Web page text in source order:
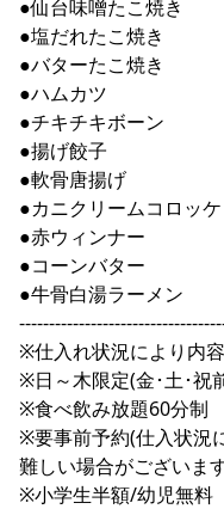
●仙台味噌たこ焼き
●塩だれたこ焼き
●バターたこ焼き
●ハムカツ
●チキチキボーン
●揚げ餃子
●軟骨唐揚げ
●カニクリームコロッケ
●赤ウィンナー
●コーンバター
●牛骨白湯ラーメン
※仕入れ状況により内
※日～木限定(金･土･祝
※食べ飲み放題60分制
※要事前予約(仕入状況
難しい場合がございま
※小学生半額/幼児無料